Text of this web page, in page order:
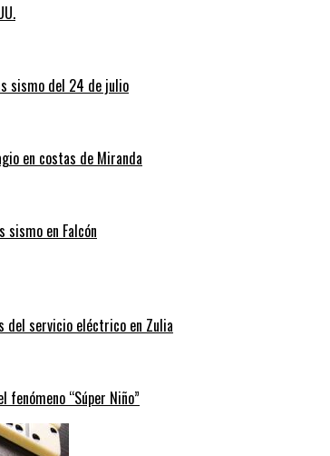
sismo del 24 de julio
en costas de Miranda
sismo en Falcón
del servicio eléctrico en Zulia
“Súper Niño”